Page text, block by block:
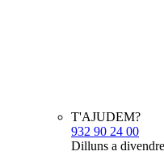
T'AJUDEM?
932 90 24 00
Dilluns a